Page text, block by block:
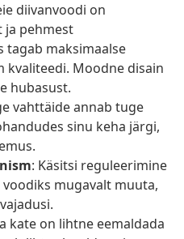
diivanvoodi on
ja pehmest
tagab maksimaalse
kvaliteedi. Moodne disain
hubasust.
vahttäide annab tuge
sinu keha järgi,
: Käsitsi reguleerimine
mugavalt muuta,
kate on lihtne eemaldada